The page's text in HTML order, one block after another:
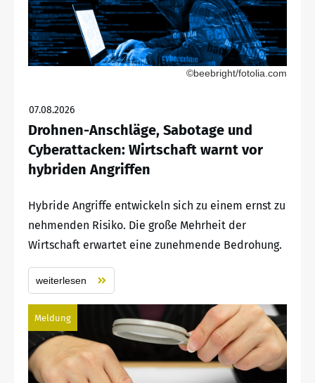
©beebright/fotolia.com
07.08.2026
Drohnen-Anschläge, Sabotage und
Cyberattacken: Wirtschaft warnt vor
hybriden Angriffen
Hybride Angriffe entwickeln sich zu einem ernst zu
nehmenden Risiko. Die große Mehrheit der
Wirtschaft erwartet eine zunehmende Bedrohung.
weiterlesen
Meldung